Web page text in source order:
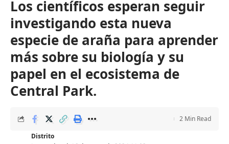
Los científicos esperan seguir
investigando esta nueva
especie de araña para aprender
más sobre su biología y su
papel en el ecosistema de
Central Park.
Distrito
2 Min Read